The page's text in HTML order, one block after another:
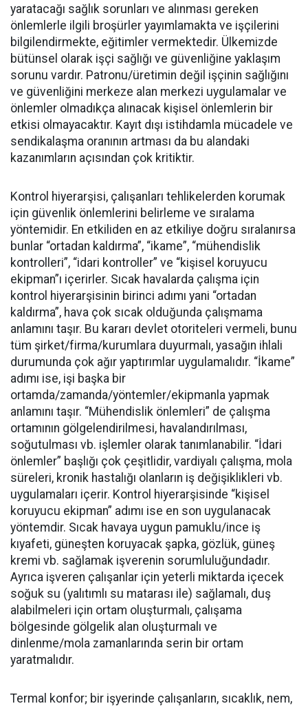
yaratacağı sağlık sorunları ve alınması gereken
önlemlerle ilgili broşürler yayımlamakta ve işçilerini
bilgilendirmekte, eğitimler vermektedir. Ülkemizde
bütünsel olarak işçi sağlığı ve güvenliğine yaklaşım
sorunu vardır. Patronu/üretimin değil işçinin sağlığını
ve güvenliğini merkeze alan merkezi uygulamalar ve
önlemler olmadıkça alınacak kişisel önlemlerin bir
etkisi olmayacaktır. Kayıt dışı istihdamla mücadele ve
sendikalaşma oranının artması da bu alandaki
kazanımların açısından çok kritiktir.
Kontrol hiyerarşisi, çalışanları tehlikelerden korumak
için güvenlik önlemlerini belirleme ve sıralama
yöntemidir. En etkiliden en az etkiliye doğru sıralanırsa
bunlar “ortadan kaldırma”, “ikame”, “mühendislik
kontrolleri”, “idari kontroller” ve “kişisel koruyucu
ekipman”ı içerirler. Sıcak havalarda çalışma için
kontrol hiyerarşisinin birinci adımı yani “ortadan
kaldırma”, hava çok sıcak olduğunda çalışmama
anlamını taşır. Bu kararı devlet otoriteleri vermeli, bunu
tüm şirket/firma/kurumlara duyurmalı, yasağın ihlali
durumunda çok ağır yaptırımlar uygulamalıdır. “İkame”
adımı ise, işi başka bir
ortamda/zamanda/yöntemler/ekipmanla yapmak
anlamını taşır. “Mühendislik önlemleri” de çalışma
ortamının gölgelendirilmesi, havalandırılması,
soğutulması vb. işlemler olarak tanımlanabilir. “İdari
önlemler” başlığı çok çeşitlidir, vardiyalı çalışma, mola
süreleri, kronik hastalığı olanların iş değişiklikleri vb.
uygulamaları içerir. Kontrol hiyerarşisinde “kişisel
koruyucu ekipman” adımı ise en son uygulanacak
yöntemdir. Sıcak havaya uygun pamuklu/ince iş
kıyafeti, güneşten koruyacak şapka, gözlük, güneş
kremi vb. sağlamak işverenin sorumluluğundadır.
Ayrıca işveren çalışanlar için yeterli miktarda içecek
soğuk su (yalıtımlı su matarası ile) sağlamalı, duş
alabilmeleri için ortam oluşturmalı, çalışama
bölgesinde gölgelik alan oluşturmalı ve
dinlenme/mola zamanlarında serin bir ortam
yaratmalıdır.
Termal konfor; bir işyerinde çalışanların, sıcaklık, nem,